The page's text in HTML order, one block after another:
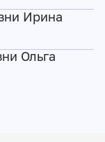
Ирина
Ольга